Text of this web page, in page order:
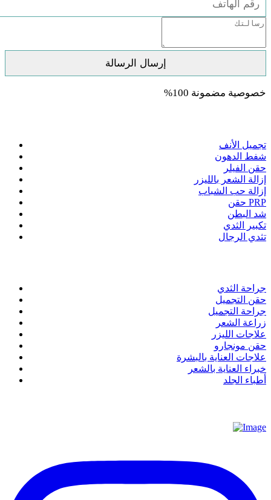
خصوصية مضمونة 100%
تجميل الأنف
شفط الدهون
حقن الفيلر
إزالة الشعر بالليزر
إزالة حب الشباب
حقن PRP
شد البطن
تكبير الثدي
تثدي الرجال
جراحة الثدي
حقن التجميل
جراحة التجميل
زراعة الشعر
علاجات الليزر
حقن مونجارو
علاجات العناية بالبشرة
خبراء العناية بالشعر
أطباء الجلد